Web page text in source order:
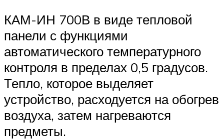
КАМ-ИН 700В в виде тепловой
панели с функциями
автоматического температурного
контроля в пределах 0,5 градусов.
Тепло, которое выделяет
устройство, расходуется на обогрев
воздуха, затем нагреваются
предметы.